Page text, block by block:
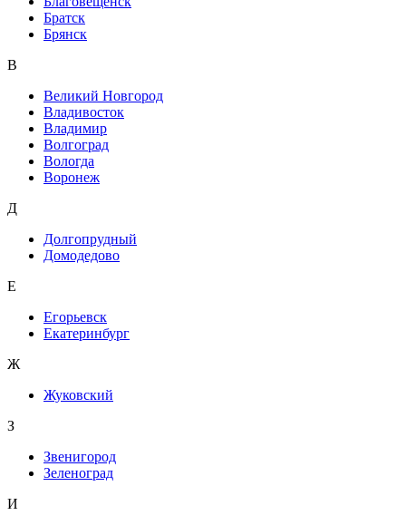
Братск
Брянск
В
Великий Новгород
Владивосток
Владимир
Волгоград
Вологда
Воронеж
Д
Долгопрудный
Домодедово
Е
Егорьевск
Екатеринбург
Ж
Жуковский
З
Звенигород
Зеленоград
И